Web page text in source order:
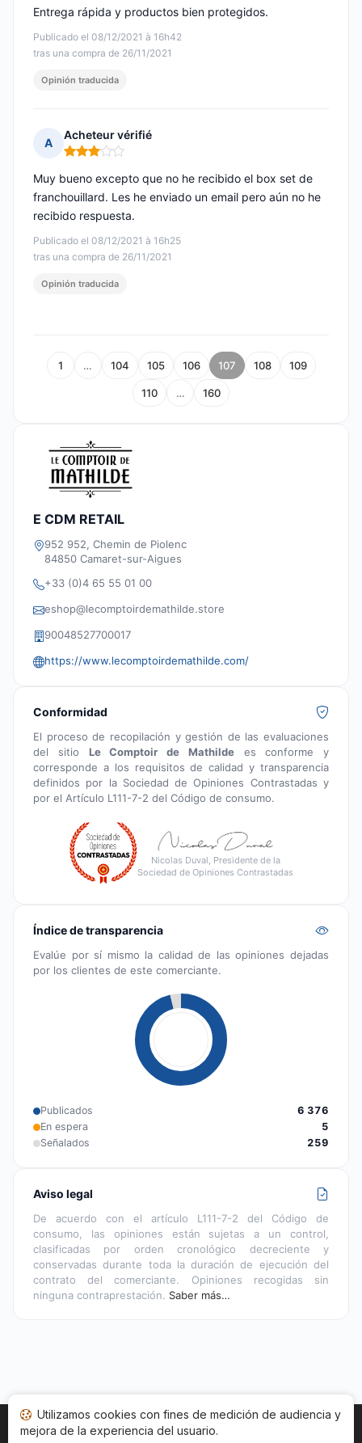
Publicado el 08/12/2021 à 16h42
tras una compra de 26/11/2021
Entrega rápida y productos bien protegidos.
Opinión traducida
A
Acheteur vérifié
Nota: 3 de 5
Publicado el 08/12/2021 à 16h25
tras una compra de 26/11/2021
Muy bueno excepto que no he recibido el box set de
franchouillard. Les he enviado un email pero aún no he
recibido respuesta.
Opinión traducida
1 … 104 105 106 107 108 109
110 … 160
E CDM RETAIL
952 952, Chemin de Piolenc
84850 Camaret-sur-Aigues
+33 (0)4 65 55 01 00
eshop@lecomptoirdemathilde.store
90048527700017
https://www.lecomptoirdemathilde.com/
Conformidad
El proceso de recopilación y gestión de las evaluaciones
del sitio Le Comptoir de Mathildees conforme y
corresponde a los requisitos de calidad y transparencia
definidos por la Sociedad de Opiniones Contrastadas y
por el Artículo L111-7-2 del Código de consumo.
Nicolas Duval, Presidente de la
Sociedad de Opiniones Contrastadas
Índice de transparencia
Evalúe por sí mismo la calidad de las opiniones dejadas
por los clientes de este comerciante.
Publicados
6 376
En espera
5
Señalados
259
Aviso legal
De acuerdo con el artículo L111-7-2 del Código de
consumo, las opiniones están sujetas a un control,
clasificadas por orden cronológico decreciente y
conservadas durante toda la duración de ejecución del
contrato del comerciante. Opiniones recogidas sin
ninguna contraprestación. Saber más…
Inicio Estado opiniones Categorías
Utilizamos cookies con fines de medición de audiencia y
mejora de la experiencia del usuario.